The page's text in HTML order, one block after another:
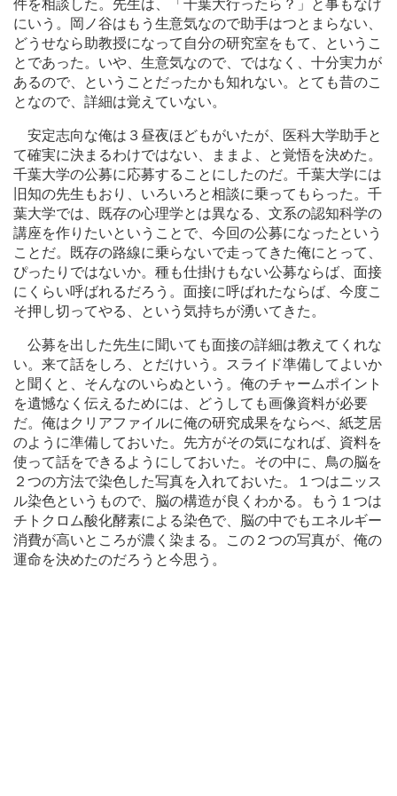
件を相談した。先生は、「千葉大行ったら？」と事もなげ
にいう。岡ノ谷はもう生意気なので助手はつとまらない、
どうせなら助教授になって自分の研究室をもて、というこ
とであった。いや、生意気なので、ではなく、十分実力が
あるので、ということだったかも知れない。とても昔のこ
となので、詳細は覚えていない。
安定志向な俺は３昼夜ほどもがいたが、医科大学助手と
て確実に決まるわけではない、ままよ、と覚悟を決めた。
千葉大学の公募に応募することにしたのだ。千葉大学には
旧知の先生もおり、いろいろと相談に乗ってもらった。千
葉大学では、既存の心理学とは異なる、文系の認知科学の
講座を作りたいということで、今回の公募になったという
ことだ。既存の路線に乗らないで走ってきた俺にとって、
ぴったりではないか。種も仕掛けもない公募ならば、面接
にくらい呼ばれるだろう。面接に呼ばれたならば、今度こ
そ押し切ってやる、という気持ちが湧いてきた。
公募を出した先生に聞いても面接の詳細は教えてくれな
い。来て話をしろ、とだけいう。スライド準備してよいか
と聞くと、そんなのいらぬという。俺のチャームポイント
を遺憾なく伝えるためには、どうしても画像資料が必要
だ。俺はクリアファイルに俺の研究成果をならべ、紙芝居
のように準備しておいた。先方がその気になれば、資料を
使って話をできるようにしておいた。その中に、鳥の脳を
２つの方法で染色した写真を入れておいた。１つはニッス
ル染色というもので、脳の構造が良くわかる。もう１つは
チトクロム酸化酵素による染色で、脳の中でもエネルギー
消費が高いところが濃く染まる。この２つの写真が、俺の
運命を決めたのだろうと今思う。